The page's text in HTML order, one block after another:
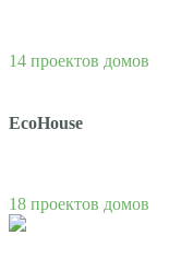
14 проектов домов
EcoHouse
18 проектов домов